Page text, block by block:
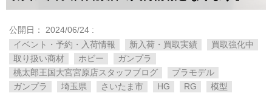
公開日： 2024/06/24 :
イベント・予約・入荷情報
新入荷・買取実績
買取強化中
取り扱い商材
ホビー
ガンプラ
桃太郎王国大宮宮原店スタッフブログ
プラモデル
ガンプラ
埼玉県 さいたま市 HG RG
模型